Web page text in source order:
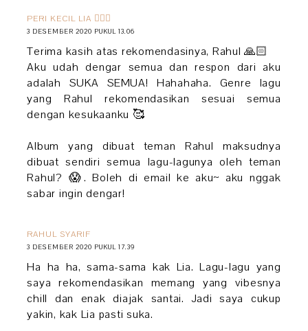
PERI KECIL LIA 🧚🏻‍♀️
3 DESEMBER 2020 PUKUL 13.06
Terima kasih atas rekomendasinya, Rahul 🙏🏻
Aku udah dengar semua dan respon dari aku
adalah SUKA SEMUA! Hahahaha. Genre lagu
yang Rahul rekomendasikan sesuai semua
dengan kesukaanku 🥰
Album yang dibuat teman Rahul maksudnya
dibuat sendiri semua lagu-lagunya oleh teman
Rahul? 😱. Boleh di email ke aku~ aku nggak
sabar ingin dengar!
RAHUL SYARIF
3 DESEMBER 2020 PUKUL 17.39
Ha ha ha, sama-sama kak Lia. Lagu-lagu yang
saya rekomendasikan memang yang vibesnya
chill dan enak diajak santai. Jadi saya cukup
yakin, kak Lia pasti suka.